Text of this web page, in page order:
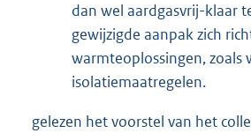
dan wel aardgasvrij-klaar
gewijzigde aanpak zich
warmteoplossingen, zoals
isolatiemaatregelen.
gelezen het voorstel van het